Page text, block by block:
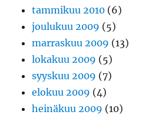
tammikuu 2010 (6)
joulukuu 2009 (5)
marraskuu 2009 (13)
lokakuu 2009 (5)
syyskuu 2009 (7)
elokuu 2009 (4)
heinäkuu 2009 (10)